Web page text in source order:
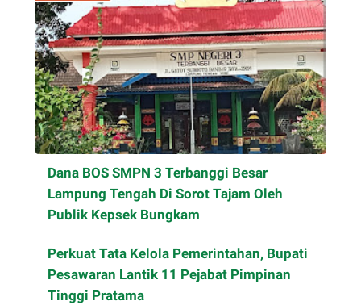
Hindari
Politik
Identitas
dan
Politik
Uang
Dana BOS SMPN 3 Terbanggi Besar
Lampung Tengah Di Sorot Tajam Oleh
Publik Kepsek Bungkam
Perkuat Tata Kelola Pemerintahan, Bupati
Pesawaran Lantik 11 Pejabat Pimpinan
Tinggi Pratama